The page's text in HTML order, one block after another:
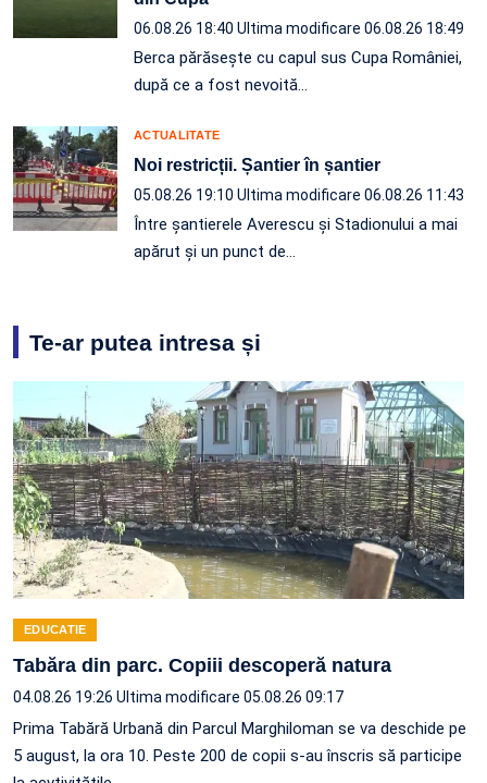
06.08.26 18:40 Ultima modificare 06.08.26 18:49
Berca părăsește cu capul sus Cupa României,
după ce a fost nevoită…
ACTUALITATE
Noi restricții. Șantier în șantier
05.08.26 19:10 Ultima modificare 06.08.26 11:43
Între șantierele Averescu și Stadionului a mai
apărut și un punct de…
Te-ar putea intresa și
EDUCATIE
Tabăra din parc. Copiii descoperă natura
04.08.26 19:26 Ultima modificare 05.08.26 09:17
Prima Tabără Urbană din Parcul Marghiloman se va deschide pe
5 august, la ora 10. Peste 200 de copii s-au înscris să participe